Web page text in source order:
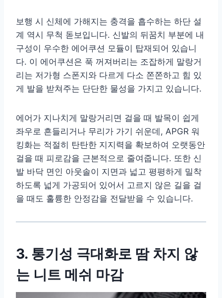
보행 시 신체에 가해지는 충격을 흡수하는 하단 설
계 역시 무척 돋보입니다. 신발의 뒤꿈치 부분에 내
구성이 우수한 에어쿠션 모듈이 탑재되어 있습니
다. 이 에어쿠션은 푹 꺼져버리는 조잡하게 말랑거
리는 저가형 스폰지와 다르게 다소 쫀쫀하고 힘 있
게 발을 받쳐주는 단단한 물성을 가지고 있습니다.
에어가 지나치게 말랑거리면 걸을 때 발목이 쉽게
좌우로 흔들리거나 무리가 가기 쉬운데, APGR 워
킹화는 적절히 탄탄한 지지력을 확보하여 오랫동안
걸을 때 피로감을 근본적으로 줄여줍니다. 또한 신
발 바닥 면인 아웃솔이 지면과 넓고 평평하게 밀착
하도록 넓게 가공되어 있어서 고르지 않은 길을 걸
을 때도 훌륭한 안정감을 전달받을 수 있습니다.
3. 통기성 극대화로 땀 차지 않
는 니트 메쉬 마감